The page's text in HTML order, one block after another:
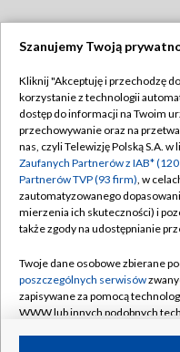
Abonament TVP
Emisja w TVP
Centrum informacji
Naziemna Telewizja
Rada Programowa
System NOS
Informacje o nadawcy
Szanujemy Twoją
Kliknij "Akceptuję i przechodzę
korzystanie z technologii
dostęp do informacji na Twoim
przechowywanie oraz na
nas, czyli Telewizję Polską S.A.
Zaufanych Partnerów z IAB*
Partnerów TVP (93 firm), w
zautomatyzowanego
mierzenia ich skuteczności) i
także zgody na udostępnianie
Twoje dane osobowe zbierane
poszczególnych serwisów
zapisywane za pomocą
WWW lub innych podobnych